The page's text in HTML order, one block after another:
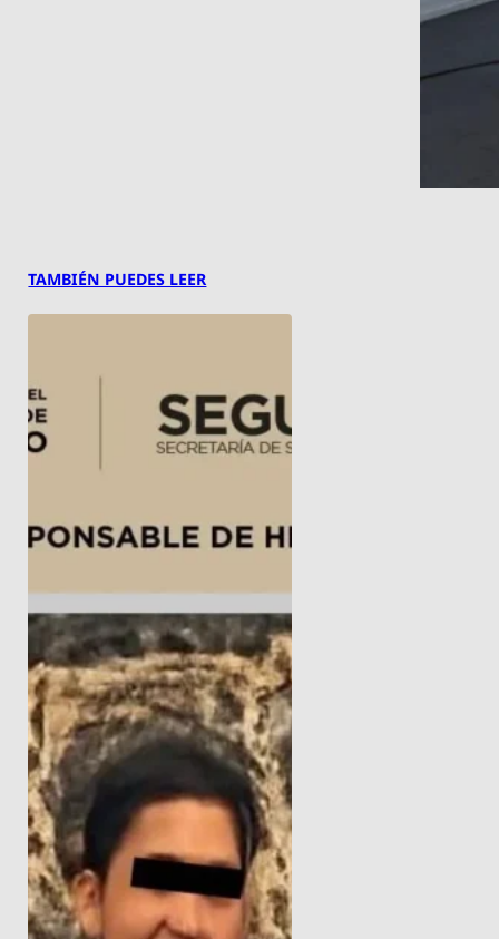
TAMBIÉN PUEDES LEER